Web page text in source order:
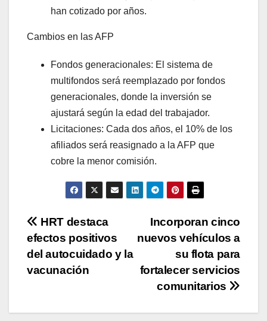
han cotizado por años.
Cambios en las AFP
Fondos generacionales: El sistema de
multifondos será reemplazado por fondos
generacionales, donde la inversión se
ajustará según la edad del trabajador.
Licitaciones: Cada dos años, el 10% de los
afiliados será reasignado a la AFP que
cobre la menor comisión.
Navegación
de
entradas
Incorporan cinco
nuevos vehículos a
su flota para
fortalecer servicios
comunitarios
HRT destaca
efectos positivos
del autocuidado y la
vacunación